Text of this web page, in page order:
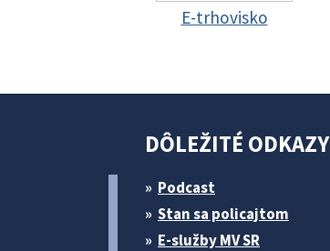
E-trhovisko
DÔLEŽITÉ ODKAZY
Podcast
Stan sa policajtom
E-služby MV SR